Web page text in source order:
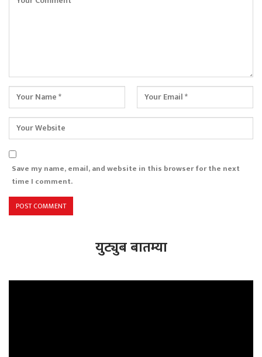
Save my name, email, and website in this browser for the next
time I comment.
युट्युब बातम्या